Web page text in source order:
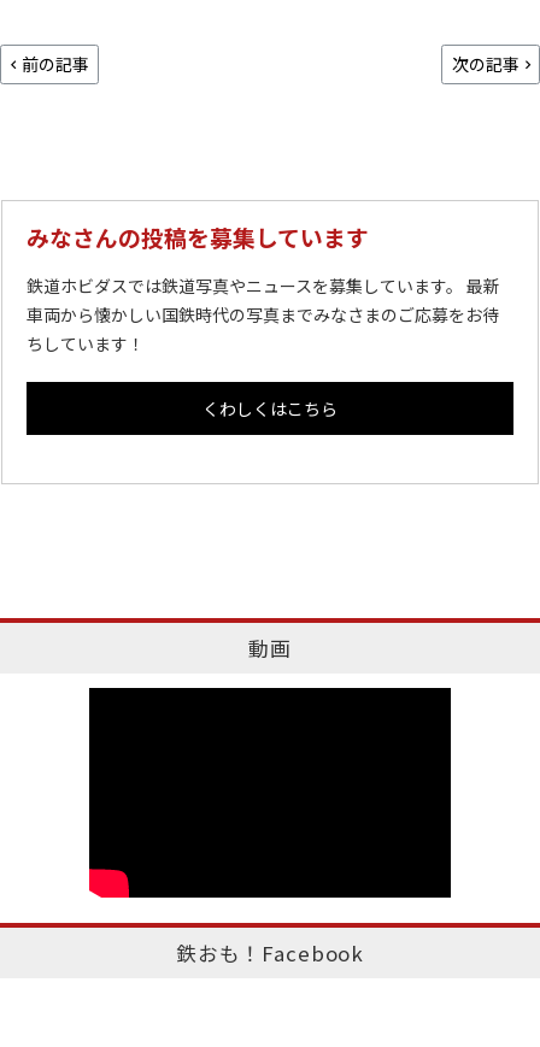
前の記事 次の記事
みなさんの投稿を募集しています
鉄道ホビダスでは鉄道写真やニュースを募集しています。 最新
車両から懐かしい国鉄時代の写真までみなさまのご応募をお待
ちしています！
くわしくはこちら
動画
鉄おも！Facebook